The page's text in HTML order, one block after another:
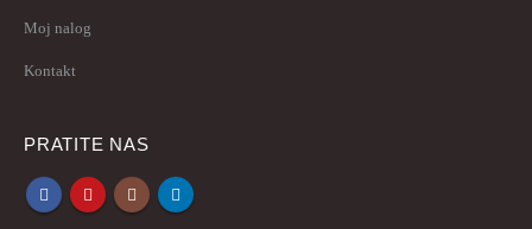
Moj nalog
Kontakt
PRATITE NAS